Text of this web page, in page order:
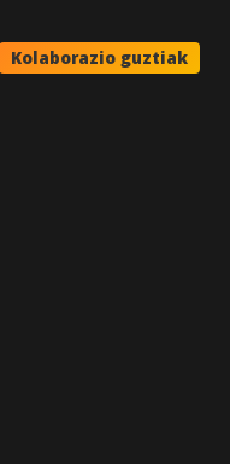
Kolaborazio guztiak